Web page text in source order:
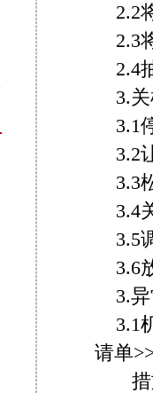
2.2
2.3
2.4
3.
3.1
3.2
3.3
3.4
3.5
3.6
3.
3.1
请单
措